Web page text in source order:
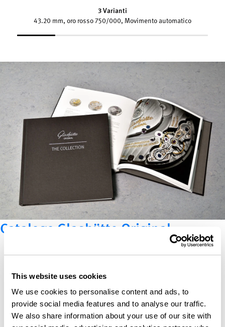
This website uses cookies
We use cookies to personalise content and ads, to
provide social media features and to analyse our traffic.
We also share information about your use of our site with
3 Varianti
43.20 mm, oro rosso 750/000, Movimento automatico
Catalogo Glashütte Original